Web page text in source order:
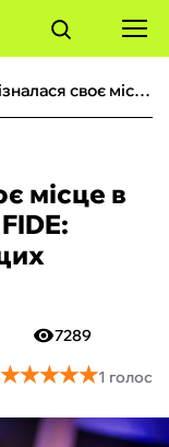
Музичук дізналася своє місце в оновленому рейтингу FIDE: топ-10 списку найкращих шахісток світу
місце в
7289
★★★★★
★★★★★1 голос